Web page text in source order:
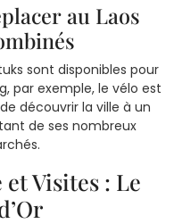
au Laos
sont disponibles pour
par exemple, le vélo est
découvrir la ville à un
de ses nombreux
Visites : Le